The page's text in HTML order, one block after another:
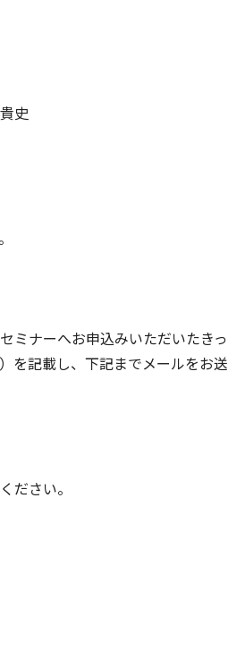
史
ミナーへお申込みいただいたきっ
を記載し、下記までメールをお送
ださい。